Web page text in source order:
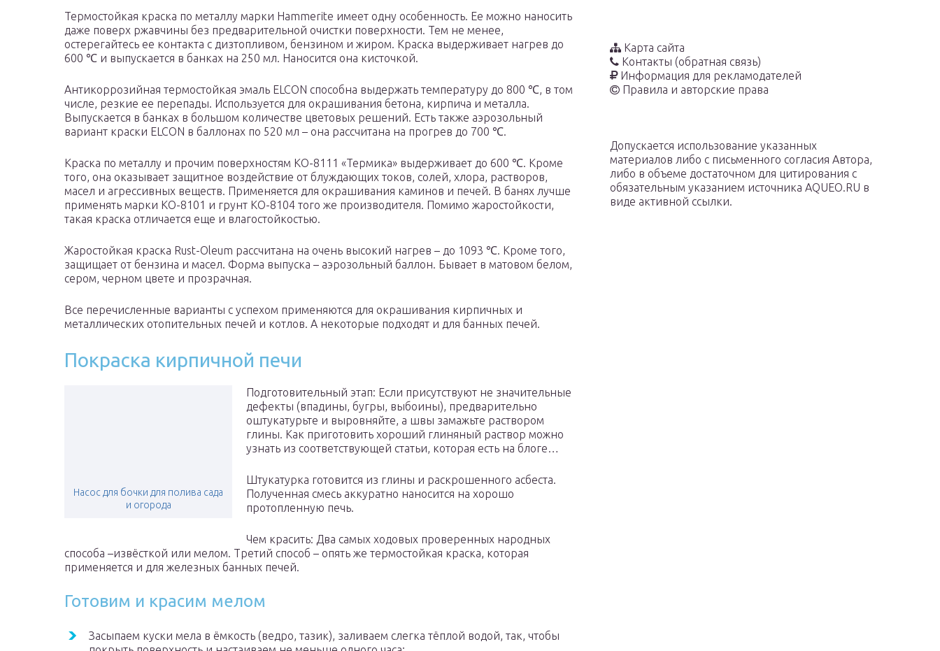
Термостойкая краска по металлу марки Hammerite имеет одну особенность. Ее можно наносить
даже поверх ржавчины без предварительной очистки поверхности. Тем не менее,
остерегайтесь ее контакта с дизтопливом, бензином и жиром. Краска выдерживает нагрев до
600 ℃ и выпускается в банках на 250 мл. Наносится она кисточкой.
Антикоррозийная термостойкая эмаль ELCON способна выдержать температуру до 800 ℃, в том
числе, резкие ее перепады. Используется для окрашивания бетона, кирпича и металла.
Выпускается в банках в большом количестве цветовых решений. Есть также аэрозольный
вариант краски ELCON в баллонах по 520 мл – она рассчитана на прогрев до 700 ℃.
Краска по металлу и прочим поверхностям КО-8111 «Термика» выдерживает до 600 ℃. Кроме
того, она оказывает защитное воздействие от блуждающих токов, солей, хлора, растворов,
масел и агрессивных веществ. Применяется для окрашивания каминов и печей. В банях лучше
применять марки КО-8101 и грунт КО-8104 того же производителя. Помимо жаростойкости,
такая краска отличается еще и влагостойкостью.
Жаростойкая краска Rust-Oleum рассчитана на очень высокий нагрев – до 1093 ℃. Кроме того,
защищает от бензина и масел. Форма выпуска – аэрозольный баллон. Бывает в матовом белом,
сером, черном цвете и прозрачная.
Все перечисленные варианты с успехом применяются для окрашивания кирпичных и
металлических отопительных печей и котлов. А некоторые подходят и для банных печей.
Покраска кирпичной печи
Насос для бочки для полива сада
и огорода
Подготовительный этап: Если присутствуют не значительные
дефекты (впадины, бугры, выбоины), предварительно
оштукатурьте и выровняйте, а швы замажьте раствором
глины. Как приготовить хороший глиняный раствор можно
узнать из соответствующей статьи, которая есть на блоге…
Штукатурка готовится из глины и раскрошенного асбеста.
Полученная смесь аккуратно наносится на хорошо
протопленную печь.
Чем красить: Два самых ходовых проверенных народных
способа –извёсткой или мелом. Третий способ – опять же термостойкая краска, которая
применяется и для железных банных печей.
Готовим и красим мелом
Засыпаем куски мела в ёмкость (ведро, тазик), заливаем слегка тёплой водой, так, чтобы
Карта сайта
Контакты (обратная связь)
Информация для рекламодателей
Правила и авторские права
Допускается использование указанных
материалов либо с письменного согласия Автора,
либо в объеме достаточном для цитирования с
обязательным указанием источника AQUEO.RU в
виде активной ссылки.